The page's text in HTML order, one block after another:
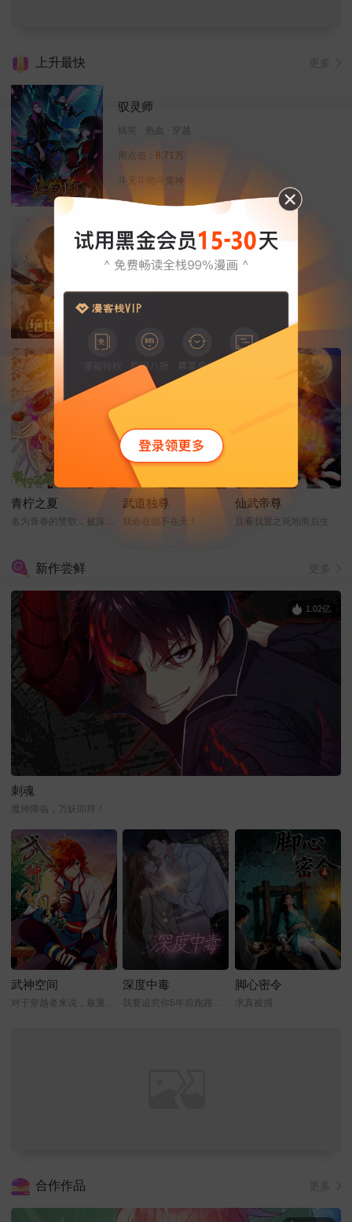
上升最快
驭灵师
搞笑 热血 穿越
周点击： 8.71万
斗天斗地斗鬼神
绝世武神
冒险 热血 动作
武道，决定命运
青柠之夏
名为青春的赞歌，被深情的奏响！
武道独尊
我命在我不在天！
仙武帝尊
且看我置之死地而后生
新作尝鲜
刺魂
魔神降临，万妖叩拜！
1.02亿
武神空间
对于穿越者来说，最重要的是什么？
深度中毒
我要追究你6年前跑路的责任
脚心密令
求真被捕
合作作品